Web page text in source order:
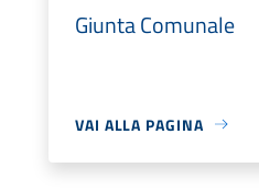
Giunta Comunale
VAI ALLA PAGINA